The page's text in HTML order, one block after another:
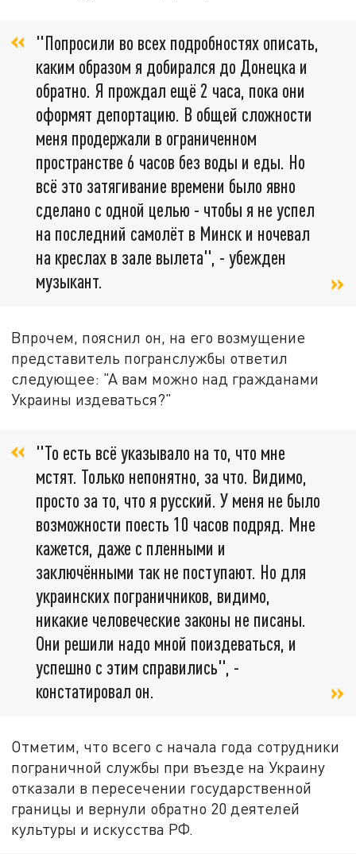
"Попросили во всех подробностях описать,
каким образом я добирался до Донецка и
обратно. Я прождал ещё 2 часа, пока они
оформят депортацию. В общей сложности
меня продержали в ограниченном
пространстве 6 часов без воды и еды. Но
всё это затягивание времени было явно
сделано с одной целью - чтобы я не успел
на последний самолёт в Минск и ночевал
на креслах в зале вылета", - убежден
музыкант.
Впрочем, пояснил он, на его возмущение
представитель погранслужбы ответил
следующее: "А вам можно над гражданами
Украины издеваться?"
"То есть всё указывало на то, что мне
мстят. Только непонятно, за что. Видимо,
просто за то, что я русский. У меня не было
возможности поесть 10 часов подряд. Мне
кажется, даже с пленными и
заключёнными так не поступают. Но для
украинских пограничников, видимо,
никакие человеческие законы не писаны.
Они решили надо мной поиздеваться, и
успешно с этим справились", -
констатировал он.
Отметим, что всего с начала года сотрудники
пограничной службы при въезде на Украину
отказали в пересечении государственной
границы и вернули обратно 20 деятелей
культуры и искусства РФ.